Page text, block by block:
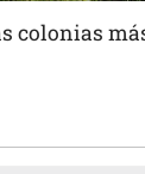
colonias